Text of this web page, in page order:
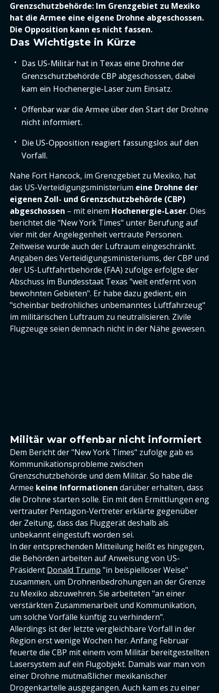
Grenzschutzbehörde: Im Grenzgebiet zu Mexiko
hat die Armee eine eigene Drohne abgeschossen.
Die Opposition kann es nicht fassen.
Das Wichtigste in Kürze
Das US-Militär hat in Texas eine Drohne der
Grenzschutzbehörde CBP abgeschossen, dabei
kam ein Hochenergie-Laser zum Einsatz.
Offenbar war die Armee über den Start der Drohne
nicht informiert.
Die US-Opposition reagiert fassungslos auf den
Vorfall.
Nahe Fort Hancock, im Grenzgebiet zu Mexiko, hat
das US-Verteidigungsministerium eine Drohne der
eigenen Zoll- und Grenzschutzbehörde (CBP)
abgeschossen – mit einem Hochenergie-Laser. Dies
berichtet die "New York Times" unter Berufung auf
vier mit der Angelegenheit vertraute Personen.
Zeitweise wurde auch der Luftraum eingeschränkt.
Angaben des Verteidigungsministeriums, der CBP und
der US-Luftfahrtbehörde (FAA) zufolge erfolgte der
Abschuss im Bundesstaat Texas "weit entfernt von
bewohnten Gebieten". Er habe dazu gedient, ein
"scheinbar bedrohliches unbemanntes Luftfahrzeug"
im militärischen Luftraum zu neutralisieren. Zivile
Flugzeuge seien demnach nicht in der Nähe gewesen.
Militär war offenbar nicht informiert
Dem Bericht der "New York Times" zufolge gab es
Kommunikationsprobleme zwischen
Grenzschutzbehörde und dem Militär. So habe die
Armee keine Informationen darüber erhalten, dass
die Drohne starten solle. Ein mit den Ermittlungen eng
vertrauter Pentagon-Vertreter erklärte gegenüber
der Zeitung, dass das Fluggerät deshalb als
unbekannt eingestuft worden sei.
In der entsprechenden Mitteilung heißt es hingegen,
die Behörden arbeiten auf Anweisung von US-
Präsident Donald Trump "in beispielloser Weise"
zusammen, um Drohnenbedrohungen an der Grenze
zu Mexiko abzuwehren. Sie arbeiteten "an einer
verstärkten Zusammenarbeit und Kommunikation,
um solche Vorfälle künftig zu verhindern".
Allerdings ist der letzte vergleichbare Vorfall in der
Region erst wenige Wochen her. Anfang Februar
feuerte die CBP mit einem vom Militär bereitgestellten
Lasersystem auf ein Flugobjekt. Damals war man von
einer Drohne mutmaßlicher mexikanischer
Drogenkartelle ausgegangen. Auch kam es zu einer